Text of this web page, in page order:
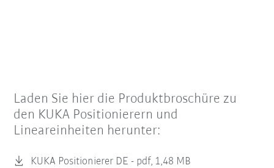
Laden Sie hier die Produktbroschüre zu
den KUKA Positionierern und
Lineareinheiten herunter:
KUKA Positionierer DE - pdf, 1,48 MB